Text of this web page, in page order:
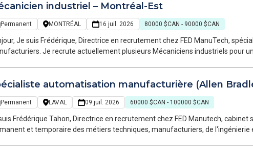
industriel – Montréal-Est
Permanent MONTRÉAL 16 juil. 2026 80000 $CAN - 90000 $CAN
FED ManuTech, spécialisée dans les métiers techniques et
plusieurs Mécaniciens industriels pour une importante entreprise manufacturière
automatisation manufacturière (Allen
Permanent LAVAL 09 juil. 2026 60000 $CAN - 100000 $CAN
Frédérique Tahon, Directrice en recrutement chez FED Manutech,
et temporaire des métiers techniques, manufacturiers, de